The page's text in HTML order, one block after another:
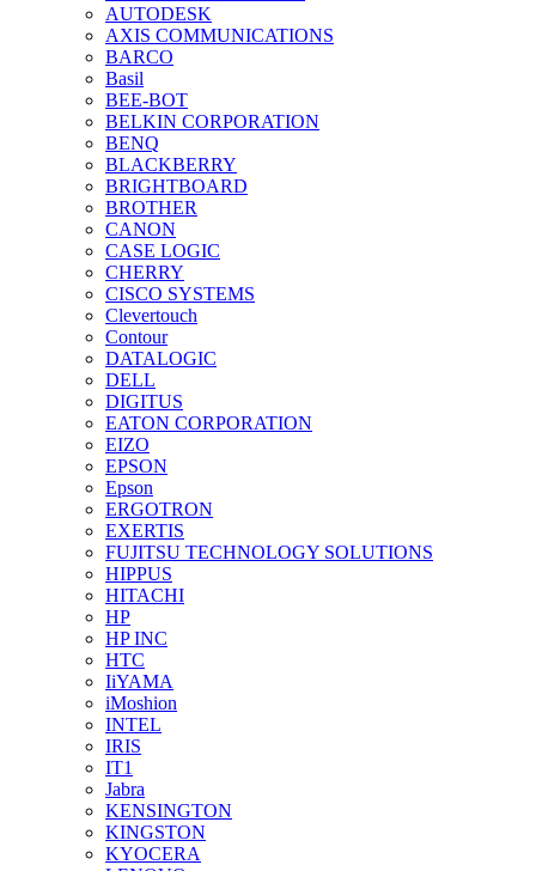
AUTODESK
AXIS COMMUNICATIONS
BARCO
Basil
BEE-BOT
BELKIN CORPORATION
BENQ
BLACKBERRY
BRIGHTBOARD
BROTHER
CANON
CASE LOGIC
CHERRY
CISCO SYSTEMS
Clevertouch
Contour
DATALOGIC
DELL
DIGITUS
EATON CORPORATION
EIZO
EPSON
Epson
ERGOTRON
EXERTIS
FUJITSU TECHNOLOGY SOLUTIONS
HIPPUS
HITACHI
HP
HP INC
HTC
IiYAMA
iMoshion
INTEL
IRIS
IT1
Jabra
KENSINGTON
KINGSTON
KYOCERA